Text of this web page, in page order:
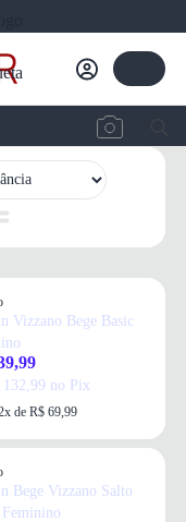
Vizzano Bege Basic
132,99 no Pix
de R$ 69,99
Bege Vizzano Salto
Feminino